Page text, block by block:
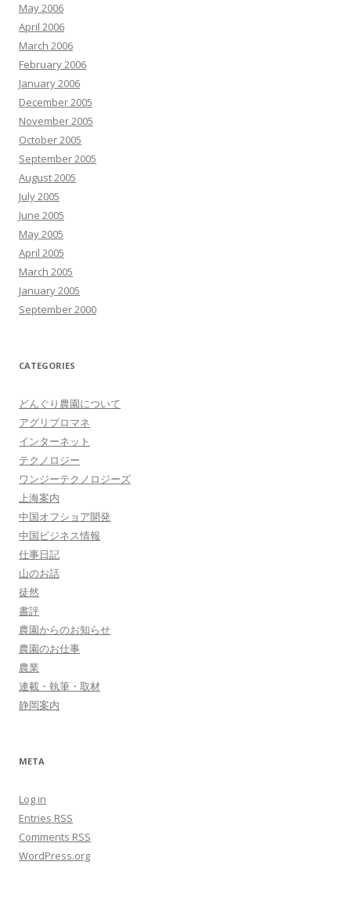
May 2006
April 2006
March 2006
February 2006
January 2006
December 2005
November 2005
October 2005
September 2005
August 2005
July 2005
June 2005
May 2005
April 2005
March 2005
January 2005
September 2000
CATEGORIES
どんぐり農園について
アグリプロマネ
インターネット
テクノロジー
ワンジーテクノロジーズ
上海案内
中国オフショア開発
中国ビジネス情報
仕事日記
山のお話
徒然
書評
農園からのお知らせ
農園のお仕事
農業
連載・執筆・取材
静岡案内
META
Log in
Entries RSS
Comments RSS
WordPress.org